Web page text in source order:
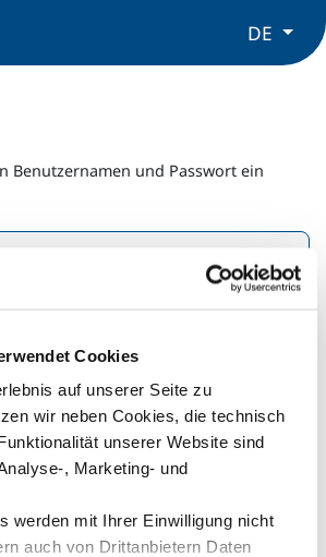
Cookies
auf unserer Seite zu
wir neben Cookies, die technisch
unserer Website sind
, Marketing- und
werden mit Ihrer Einwilligung nicht
auch von Drittanbietern Daten
DE
Benutzernamen und Passwort ein
Passwort vergessen?